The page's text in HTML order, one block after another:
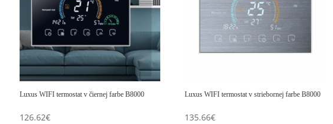
Luxus WIFI termostat v čiernej farbe B8000
126.62€
Luxus WIFI termostat v striebornej farbe B8000
135.66€